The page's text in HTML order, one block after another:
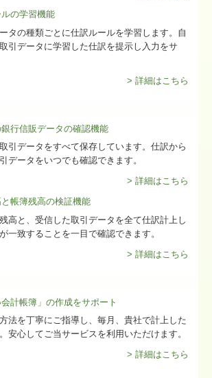
タの種類ごとに仕訳ルールを学習します。自
引データに学習した仕訳を提示し入力をサ
> 詳細はこちら
引データをすべて保存しています。仕訳から
データをいつでも確認できます。
> 詳細はこちら
高と、受信した取引データを全て仕訳計上し
一致することを一目で確認できます。
> 詳細はこちら
法を丁寧にご指導し、毎月、貴社で計上した
安心してご当サービスを利用いただけます。
> 詳細はこちら